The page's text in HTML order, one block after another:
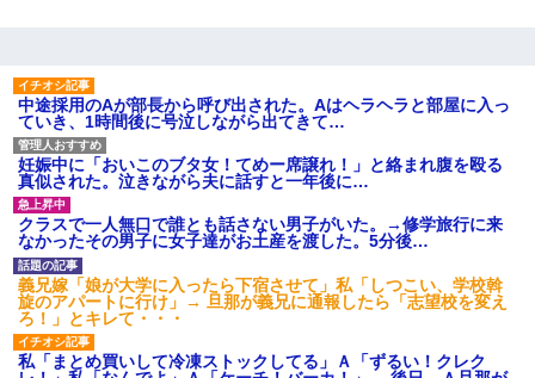
中途採用のAが部長から呼び出された。Aはヘラヘラと部屋に入っ
ていき、1時間後に号泣しながら出てきて…
妊娠中に「おいこのブタ女！てめー席譲れ！」と絡まれ腹を殴る
真似された。泣きながら夫に話すと一年後に…
クラスで一人無口で誰とも話さない男子がいた。→修学旅行に来
なかったその男子に女子達がお土産を渡した。5分後…
義兄嫁「娘が大学に入ったら下宿させて」私「しつこい、学校斡
旋のアパートに行け」→ 旦那が義兄に通報したら「志望校を変え
ろ！」とキレて・・・
私「まとめ買いして冷凍ストックしてる」Ａ「ずるい！クレク